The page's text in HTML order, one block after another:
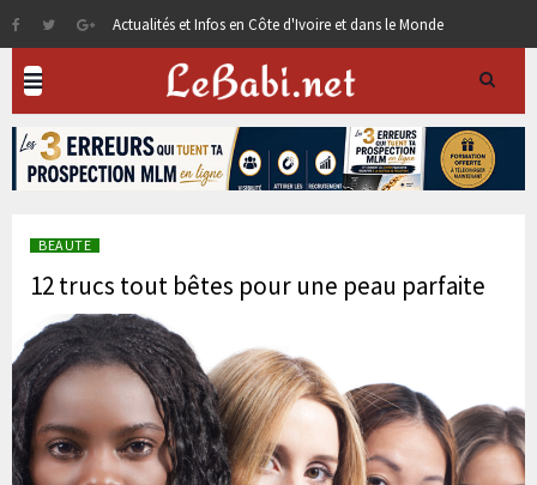
Actualités et Infos en Côte d'Ivoire et dans le Monde
BEAUTE
12 trucs tout bêtes pour une peau parfaite